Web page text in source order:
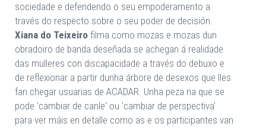
sociedade e defendendo o seu empoderamento a
través do respecto sobre o seu poder de decisión.
Xiana do Teixeiro filma como mozas e mozas dun
obradoiro de banda deseñada se achegan á realidade
das mulleres con discapacidade a través do debuxo e
de reflexionar a partir dunha árbore de desexos que lles
fan chegar usuarias de ACADAR. Unha peza na que se
pode 'cambiar de canle' ou 'cambiar de perspectiva'
para ver máis en detalle como as e os participantes van